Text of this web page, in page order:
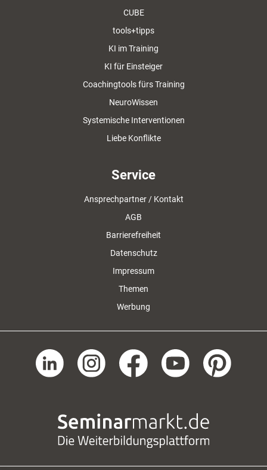
CUBE
tools+tipps
KI im Training
KI für Einsteiger
Coachingtools fürs Training
NeuroWissen
Systemische Interventionen
Liebe Konflikte
Service
Ansprechpartner / Kontakt
AGB
Barrierefreiheit
Datenschutz
Impressum
Themen
Werbung